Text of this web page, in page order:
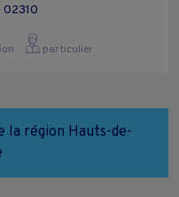
02310
particulier
la région Hauts-de-